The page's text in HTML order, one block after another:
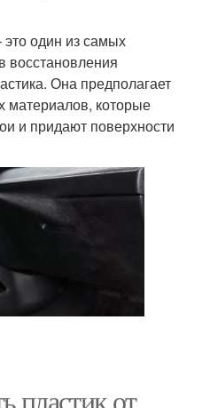
один из самых
восстановления
Она предполагает
материалов, которые
и придают поверхности